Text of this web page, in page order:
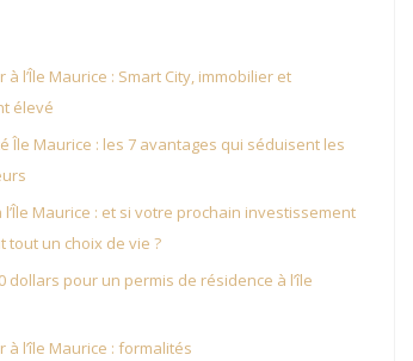
à l’Île Maurice : Smart City, immobilier et
élevé
Île Maurice : les 7 avantages qui séduisent les
l’Île Maurice : et si votre prochain investissement
tout un choix de vie ?
dollars pour un permis de résidence à l’île
à l’île Maurice : formalités